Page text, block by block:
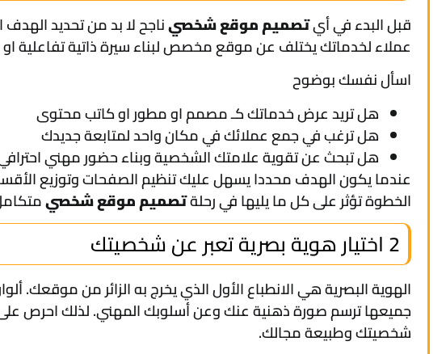
قبل البدء في أيتصميم موقع شخصيناجح لا بد من تحديد
عملاء لخدماتك يختلف عن موقع مخصص لبناء سيرة ذاتية تفاعلية
اسأل نفسك بوضوح
هل تريد عرض خدماتك كـ مصمم او مطور او كاتب محتوى
هل ترغب في جمع عملائك في مكان واحد لمتابعة جديدك
هل تبحث عن تقوية علامتك الشخصية وبناء حضور مهني
عندما يكون الهدف محددا يسهل عليك تنظيم الصفحات وتوزيع
الخطوة تؤثر على كل ما يليها في رحلةتصميم موقع شخصي
2 اختيار هوية بصرية تعبر عن شخصيتك
الهوية البصرية هي الانطباع الأول الذي يخرج به الزائر من
جميعها ترسم صورة ذهنية عنك وعن أسلوبك المهني. لذلك احرص
شخصيتك وطبيعة مجالك.